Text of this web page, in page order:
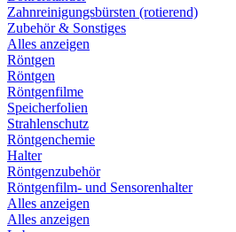
Zahnreinigungsbürsten (rotierend)
Zubehör & Sonstiges
Alles anzeigen
Röntgen
Röntgen
Röntgenfilme
Speicherfolien
Strahlenschutz
Röntgenchemie
Halter
Röntgenzubehör
Röntgenfilm- und Sensorenhalter
Alles anzeigen
Alles anzeigen